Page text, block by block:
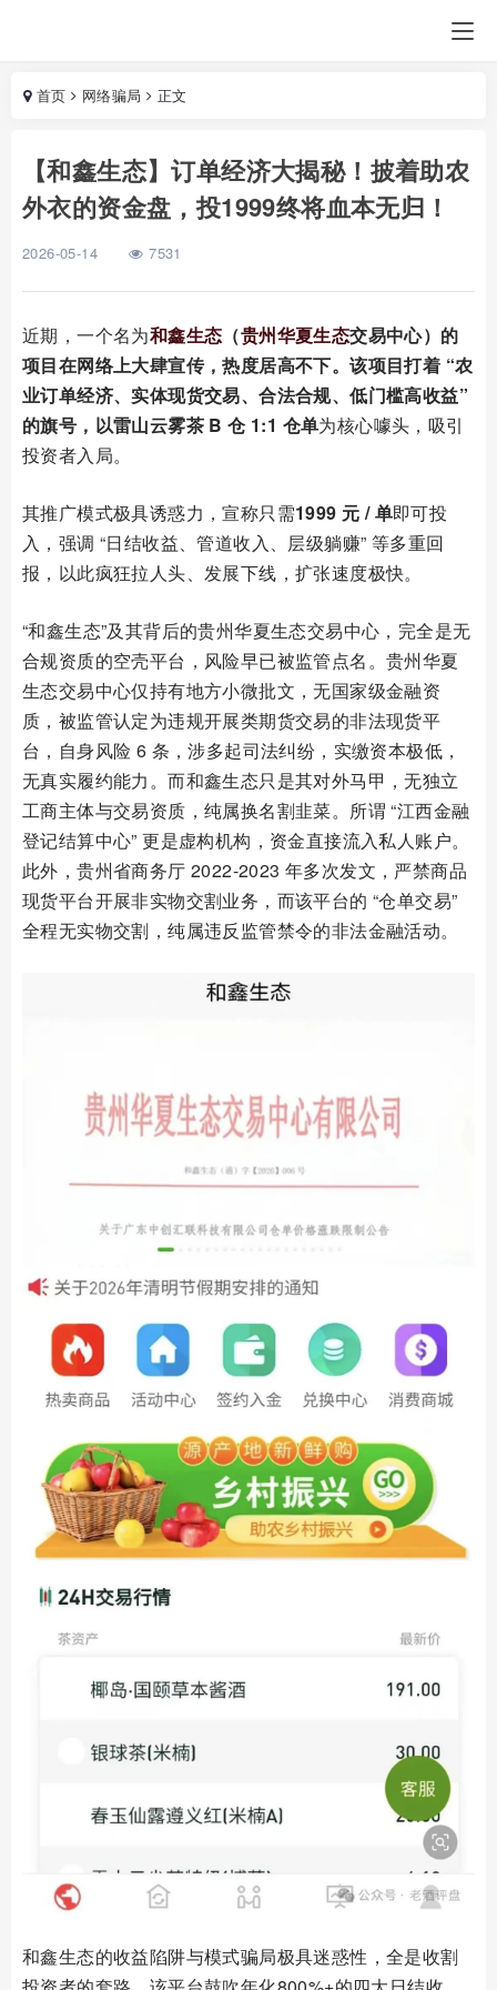
首页 网络骗局 正文
【和鑫生态】订单经济大揭秘！披着助农
外衣的资金盘，投1999终将血本无归！
2026-05-14 7531
近期，一个名为和鑫生态 （贵州华夏生态交易中心） 的
项目在网络上大肆宣传，热度居高不下。该项目打着 “农
业订单经济、实体现货交易、合法合规、低门槛高收益”
的旗号，以雷山云雾茶 B 仓 1:1 仓单为核心噱头，吸引
投资者入局。
其推广模式极具诱惑力，宣称只需1999 元 / 单即可投
入，强调 “日结收益、管道收入、层级躺赚” 等多重回
报，以此疯狂拉人头、发展下线，扩张速度极快。
“和鑫生态”及其背后的贵州华夏生态交易中心，完全是无
合规资质的空壳平台，风险早已被监管点名。贵州华夏
生态交易中心仅持有地方小微批文，无国家级金融资
质，被监管认定为违规开展类期货交易的非法现货平
台，自身风险 6 条，涉多起司法纠纷，实缴资本极低，
无真实履约能力。而和鑫生态只是其对外马甲，无独立
工商主体与交易资质，纯属换名割韭菜。所谓 “江西金融
登记结算中心” 更是虚构机构，资金直接流入私人账户。
此外，贵州省商务厅 2022-2023 年多次发文，严禁商品
现货平台开展非实物交割业务，而该平台的 “仓单交易”
全程无实物交割，纯属违反监管禁令的非法金融活动。
和鑫生态的收益陷阱与模式骗局极具迷惑性，全是收割